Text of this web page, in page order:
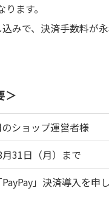
ます。
みで、決済手数料が
＞
ショップ運営者様
31日（月）まで
」決済導入を申